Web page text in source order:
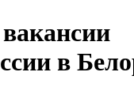
в